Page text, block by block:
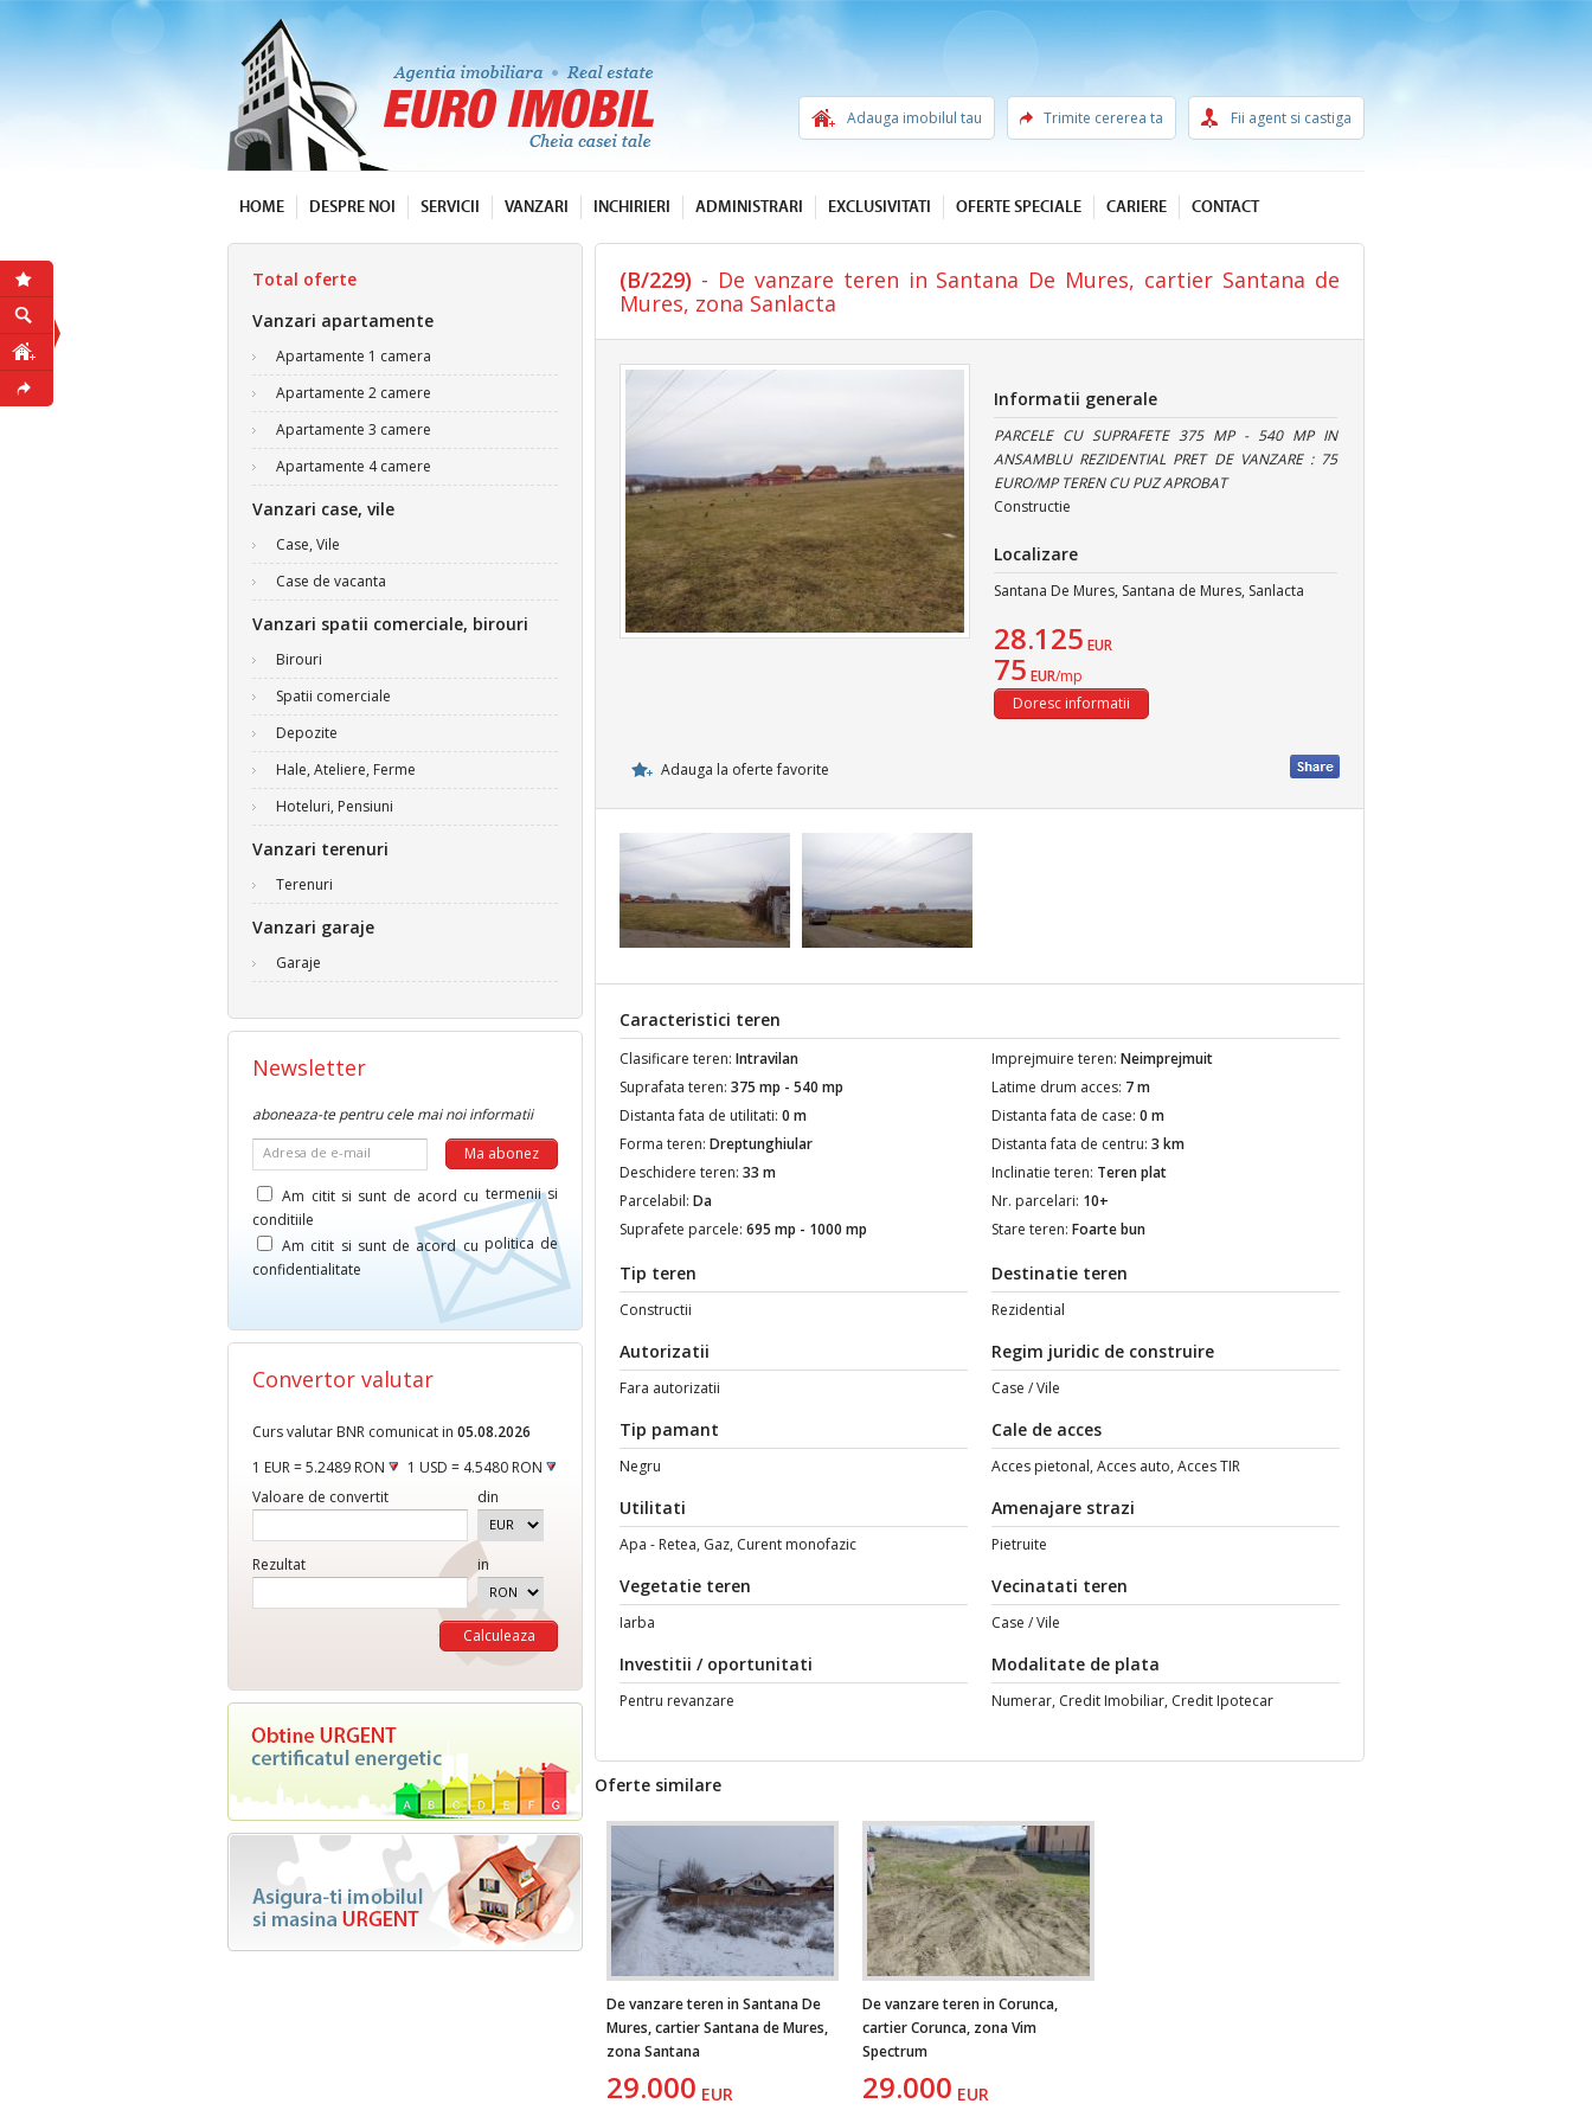
Adauga imobilul tau Trimite cererea ta Fii agent si castiga
HOME DESPRE NOI SERVICII VANZARI INCHIRIERI ADMINISTRARI EXCLUSIVITATI OFERTE SPECIALE CARIERE CONTACT
Total oferte
Vanzari apartamente
Apartamente 1 camera
Apartamente 2 camere
Apartamente 3 camere
Apartamente 4 camere
Vanzari case, vile
Case, Vile
Case de vacanta
Vanzari spatii comerciale, birouri
Birouri
Spatii comerciale
Depozite
Hale, Ateliere, Ferme
Hoteluri, Pensiuni
Vanzari terenuri
Terenuri
Vanzari garaje
Garaje
Newsletter
aboneaza-te pentru cele mai noi informatii
Adresa de e-mail
Am citit si sunt de acord cu termenii si
conditiile
Am citit si sunt de acord cu politica de
confidentialitate
Convertor valutar
Curs valutar BNR comunicat in 05.08.2026
1 EUR = 5.2489 RON
1 USD = 4.5480 RON
Valoare de convertit
din
Rezultat in
(B/229) - De vanzare teren in Santana De Mures, cartier Santana de
Mures, zona Sanlacta
Informatii generale
PARCELE CU SUPRAFETE 375 MP - 540 MP IN
ANSAMBLU REZIDENTIAL PRET DE VANZARE : 75
EURO/MP TEREN CU PUZ APROBAT
Constructie
Localizare
Santana De Mures, Santana de Mures, Sanlacta
28.125 EUR
75 EUR/mp
Adauga la oferte favorite
Caracteristici teren
Clasificare teren: Intravilan Imprejmuire teren: Neimprejmuit
Suprafata teren: 375 mp - 540 mp Latime drum acces: 7 m
Distanta fata de utilitati: 0 m Distanta fata de case: 0 m
Forma teren: Dreptunghiular Distanta fata de centru: 3 km
Deschidere teren: 33 m Inclinatie teren: Teren plat
Parcelabil: Da Nr. parcelari: 10+
Suprafete parcele: 695 mp - 1000 mp Stare teren: Foarte bun
Tip teren
Constructii
Destinatie teren
Rezidential
Autorizatii
Fara autorizatii
Regim juridic de construire
Case / Vile
Tip pamant
Negru
Cale de acces
Acces pietonal, Acces auto, Acces TIR
Utilitati
Apa - Retea, Gaz, Curent monofazic
Amenajare strazi
Pietruite
Vegetatie teren
Iarba
Vecinatati teren
Case / Vile
Investitii / oportunitati
Pentru revanzare
Modalitate de plata
Numerar, Credit Imobiliar, Credit Ipotecar
Oferte similare
De vanzare teren in Santana De
Mures, cartier Santana de Mures,
zona Santana
29.000 EUR
De vanzare teren in Corunca,
cartier Corunca, zona Vim
Spectrum
29.000 EUR